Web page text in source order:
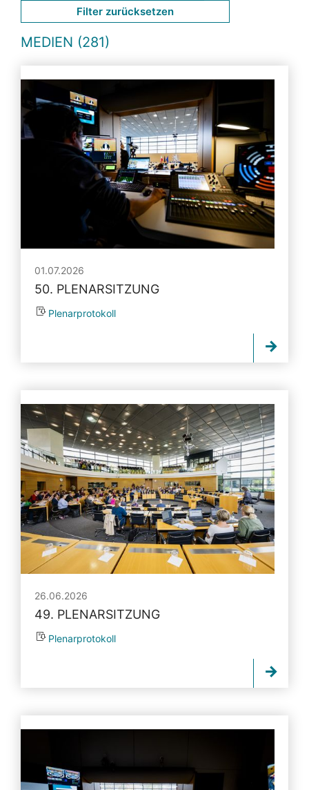
Filter zurücksetzen
MEDIEN (281)
01.07.2026
50. PLENARSITZUNG
Plenarprotokoll
26.06.2026
49. PLENARSITZUNG
Plenarprotokoll